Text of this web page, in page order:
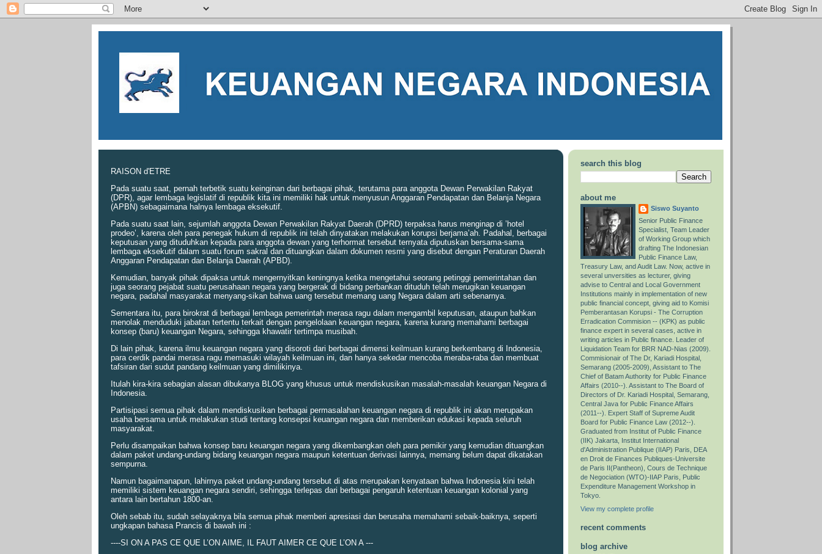
RAISON d'ETRE
Pada suatu saat, pernah terbetik suatu keinginan dari berbagai pihak, terutama para anggota Dewan Perwakilan Rakyat
(DPR), agar lembaga legislatif di republik kita ini memiliki hak untuk menyusun Anggaran Pendapatan dan Belanja Negara
(APBN) sebagaimana halnya lembaga eksekutif.
Pada suatu saat lain, sejumlah anggota Dewan Perwakilan Rakyat Daerah (DPRD) terpaksa harus menginap di ’hotel
prodeo’, karena oleh para penegak hukum di republik ini telah dinyatakan melakukan korupsi berjama’ah. Padahal, berbagai
keputusan yang dituduhkan kepada para anggota dewan yang terhormat tersebut ternyata diputuskan bersama-sama
lembaga eksekutif dalam suatu forum sakral dan dituangkan dalam dokumen resmi yang disebut dengan Peraturan Daerah
Anggaran Pendapatan dan Belanja Daerah (APBD).
Kemudian, banyak pihak dipaksa untuk mengernyitkan keningnya ketika mengetahui seorang petinggi pemerintahan dan
juga seorang pejabat suatu perusahaan negara yang bergerak di bidang perbankan dituduh telah merugikan keuangan
negara, padahal masyarakat menyang-sikan bahwa uang tersebut memang uang Negara dalam arti sebenarnya.
Sementara itu, para birokrat di berbagai lembaga pemerintah merasa ragu dalam mengambil keputusan, ataupun bahkan
menolak menduduki jabatan tertentu terkait dengan pengelolaan keuangan negara, karena kurang memahami berbagai
konsep (baru) keuangan Negara, sehingga khawatir tertimpa musibah.
Di lain pihak, karena ilmu keuangan negara yang disoroti dari berbagai dimensi keilmuan kurang berkembang di Indonesia,
para cerdik pandai merasa ragu memasuki wilayah keilmuan ini, dan hanya sekedar mencoba meraba-raba dan membuat
tafsiran dari sudut pandang keilmuan yang dimilikinya.
Itulah kira-kira sebagian alasan dibukanya BLOG yang khusus untuk mendiskusikan masalah-masalah keuangan Negara di
Indonesia.
Partisipasi semua pihak dalam mendiskusikan berbagai permasalahan keuangan negara di republik ini akan merupakan
usaha bersama untuk melakukan studi tentang konsepsi keuangan negara dan memberikan edukasi kepada seluruh
masyarakat.
Perlu disampaikan bahwa konsep baru keuangan negara yang dikembangkan oleh para pemikir yang kemudian dituangkan
dalam paket undang-undang bidang keuangan negara maupun ketentuan derivasi lainnya, memang belum dapat dikatakan
sempurna.
Namun bagaimanapun, lahirnya paket undang-undang tersebut di atas merupakan kenyataan bahwa Indonesia kini telah
memiliki sistem keuangan negara sendiri, sehingga terlepas dari berbagai pengaruh ketentuan keuangan kolonial yang
antara lain bertahun 1800-an.
Oleh sebab itu, sudah selayaknya bila semua pihak memberi apresiasi dan berusaha memahami sebaik-baiknya, seperti
ungkapan bahasa Prancis di bawah ini :
----SI ON A PAS CE QUE L’ON AIME, IL FAUT AIMER CE QUE L’ON A ---
search this blog
about me
Siswo Suyanto
Senior Public Finance
Specialist, Team Leader
of Working Group which
drafting The Indonesian
Public Finance Law,
Treasury Law, and Audit Law. Now, active in
several unversities as lecturer, giving
advise to Central and Local Government
Institutions mainly in implementation of new
public financial concept, giving aid to Komisi
Pemberantasan Korupsi - The Corruption
Erradication Commision -- (KPK) as public
finance expert in several cases, active in
writing articles in Public finance. Leader of
Liquidation Team for BRR NAD-Nias (2009).
Commisionair of The Dr, Kariadi Hospital,
Semarang (2005-2009), Assistant to The
Chief of Batam Authority for Public Finance
Affairs (2010--). Assistant to The Board of
Directors of Dr. Kariadi Hospital, Semarang,
Central Java for Public Finance Affairs
(2011--). Expert Staff of Supreme Audit
Board for Public Finance Law (2012--).
Graduated from Institut of Public Finance
(IIK) Jakarta, Institut International
d'Administration Publique (IIAP) Paris, DEA
en Droit de Finances Publiques-Universite
de Paris II(Pantheon), Cours de Technique
de Negociation (WTO)-IIAP Paris, Public
Expenditure Management Workshop in
Tokyo.
View my complete profile
recent comments
blog archive